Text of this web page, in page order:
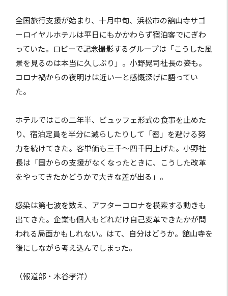
全国旅行支援が始まり、十月中旬、浜松市の舘山寺サゴ
ーロイヤルホテルは平日にもかかわらず宿泊客でにぎわ
っていた。ロビーで記念撮影するグループは「こうした風
景を見るのは本当に久しぶり」。小野晃司社長の姿も。
コロナ禍からの夜明けは近い―と感慨深げに語ってい
た。
ホテルではこの二年半、ビュッフェ形式の食事を止めた
り、宿泊定員を半分に減らしたりして「密」を避ける努
力を続けてきた。客単価も三千～四千円上げた。小野社
長は「国からの支援がなくなったときに、こうした改革
をやってきたかどうかで大きな差が出る」。
感染は第七波を数え、アフターコロナを模索する動きも
出てきた。企業も個人もどれだけ自己変革できたかが問
われる局面かもしれない。はて、自分はどうか。舘山寺を
後にしながら考え込んでしまった。
（報道部・木谷孝洋）